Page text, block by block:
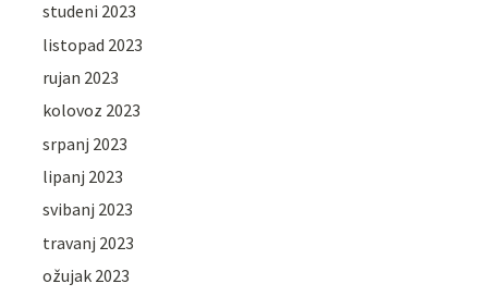
studeni 2023
listopad 2023
rujan 2023
kolovoz 2023
srpanj 2023
lipanj 2023
svibanj 2023
travanj 2023
ožujak 2023